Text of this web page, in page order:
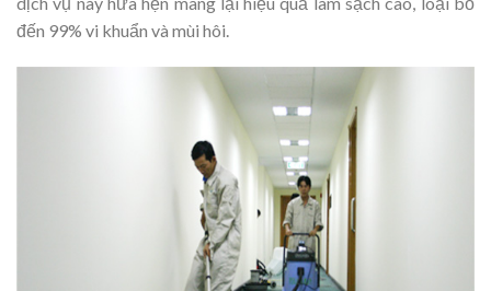
đến 99% vi khuẩn và mùi hôi.